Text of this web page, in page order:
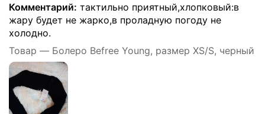
Комментарий: тактильно приятный,хлопковый:в
жару будет не жарко,в проладную погоду не
холодно.
Товар — Болеро Befree Young, размер XS/S, черный